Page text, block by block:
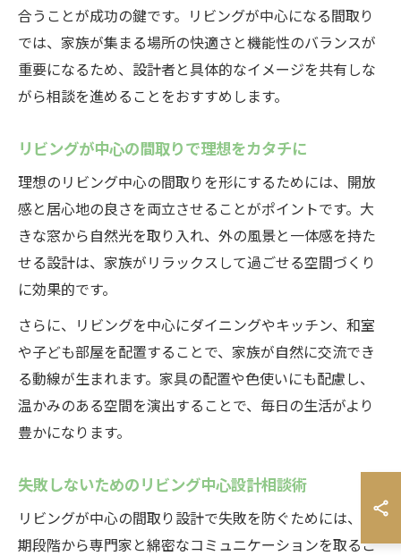
合うことが成功の鍵です。リビングが中心になる間取り
では、家族が集まる場所の快適さと機能性のバランスが
重要になるため、設計者と具体的なイメージを共有しな
がら相談を進めることをおすすめします。
リビングが中心の間取りで理想をカタチに
理想のリビング中心の間取りを形にするためには、開放
感と居心地の良さを両立させることがポイントです。大
きな窓から自然光を取り入れ、外の風景と一体感を持た
せる設計は、家族がリラックスして過ごせる空間づくり
に効果的です。
さらに、リビングを中心にダイニングやキッチン、和室
や子ども部屋を配置することで、家族が自然に交流でき
る動線が生まれます。家具の配置や色使いにも配慮し、
温かみのある空間を演出することで、毎日の生活がより
豊かになります。
失敗しないためのリビング中心設計相談術
リビングが中心の間取り設計で失敗を防ぐためには、初
期段階から専門家と綿密なコミュニケーションを取るこ